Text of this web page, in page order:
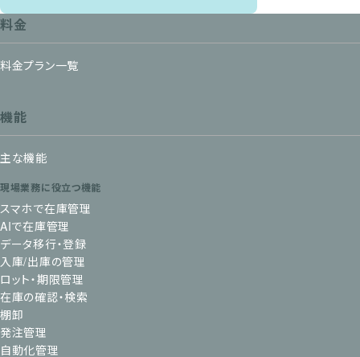
料金
料金プラン一覧
機能
主な機能
現場業務に役立つ機能
スマホで在庫管理
AIで在庫管理
データ移行・登録
入庫/出庫の管理
ロット・期限管理
在庫の確認・検索
棚卸
発注管理
自動化管理